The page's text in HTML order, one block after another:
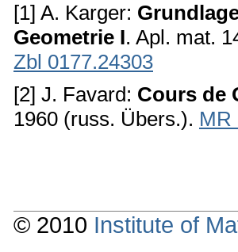
[1] A. Karger:
Geometrie I. Apl. mat.
Zbl 0177.24303
[2] J. Favard: Cours de
1960 (russ. Übers.). MR
© 2010 Institute of